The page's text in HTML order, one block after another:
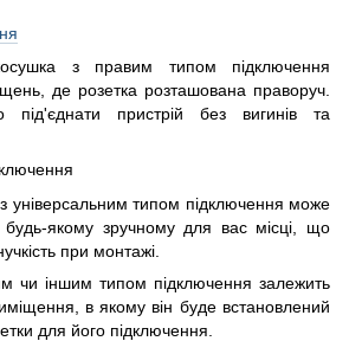
з правим типом підключення
де розетка розташована праворуч.
під'єднати пристрій без вигинів та
універсальним типом підключення може
якому зручному для вас місці, що
при монтажі.
чи іншим типом підключення залежить
в якому він буде встановлений
для його підключення.